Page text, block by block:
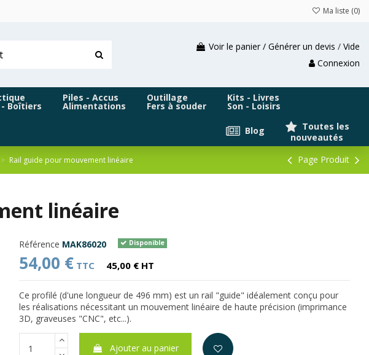
Ma liste (0)
Voir le panier / Générer un devis / Vide
Connexion
- Boîtiers
Piles - Accus
Alimentations
Outillage
Fers à souder
Kits - Livres
Son - Loisirs
Toutes les
nouveautés
Blog
Rail guide pour mouvement linéaire Page Produit
linéaire
Référence MAK86020 Disponible
54,00 € TTC 45,00 € HT
Ce profilé (d'une longueur de 496 mm) est un rail "guide" idéalement conçu pour
les réalisations nécessitant un mouvement linéaire de haute précision (imprimance
3D, graveuses "CNC", etc...).
Ajouter au panier